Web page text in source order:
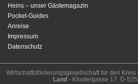
Heins – unser Gästemagazin
Pocket-Guides
Anreise
Impressum
Datenschutz
Wirt­schafts­för­der­ungs­ge­sell­schaft für den
Land - Kloster­gasse 17, D-